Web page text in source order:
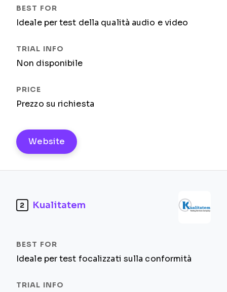
Ideale per test della qualità audio e video
Non disponibile
Prezzo su richiesta
Website
2 Kualitatem
Ideale per test focalizzati sulla conformità